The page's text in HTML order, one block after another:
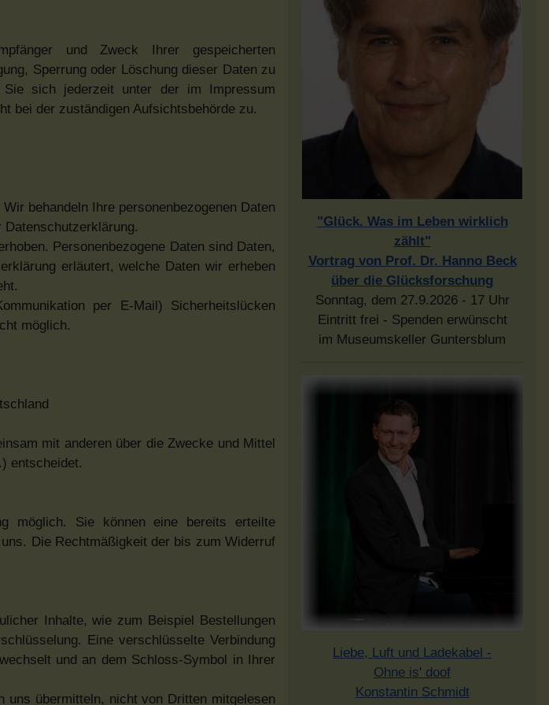
und Zweck Ihrer gespeicherten
Sperrung oder Löschung dieser Daten zu
sich jederzeit unter der im Impressum
bei der zuständigen Aufsichtsbehörde zu.
behandeln Ihre personenbezogenen Daten
Personenbezogene Daten sind Daten,
erläutert, welche Daten wir erheben
per E-Mail) Sicherheitslücken
möglich.
mit anderen über die Zwecke und Mittel
entscheidet.
möglich. Sie können eine bereits erteilte
Die Rechtmäßigkeit der bis zum Widerruf
Inhalte, wie zum Beispiel Bestellungen
Eine verschlüsselte Verbindung
und an dem Schloss-Symbol in Ihrer
uns übermitteln, nicht von Dritten mitgelesen
"Glück. Was im Leben wirklich
zählt"
Vortrag von Prof. Dr. Hanno Beck
über die Glücksforschung
Sonntag, dem 27.9.2026 - 17 Uhr
Eintritt frei - Spenden erwünscht
im Museumskeller Guntersblum
Liebe, Luft und Ladekabel -
Ohne is' doof
Konstantin Schmidt